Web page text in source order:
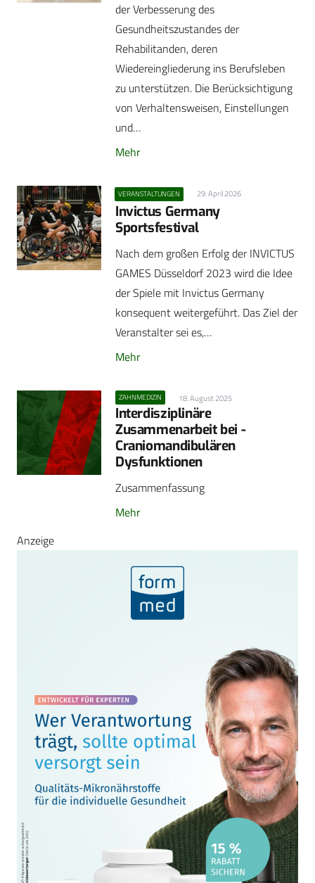
der Verbesserung des
Gesundheitszustandes der
Rehabilitanden, deren
Wiedereingliederung ins Berufsleben
zu unterstützen. Die Berücksichtigung
von Verhaltensweisen, Einstellungen
und…
Mehr
VERANSTALTUNGEN 29. April 2026
Invictus Germany
Sportsfestival
Nach dem großen Erfolg der INVICTUS
GAMES Düsseldorf 2023 wird die Idee
der Spiele mit Invictus Germany
konsequent weitergeführt. Das Ziel der
Veranstalter sei es,…
Mehr
ZAHNMEDIZIN 18. August 2025
Interdisziplinäre
Zusammenarbeit bei ­
Craniomandibulären
Dysfunktionen
Zusammenfassung
Mehr
Anzeige